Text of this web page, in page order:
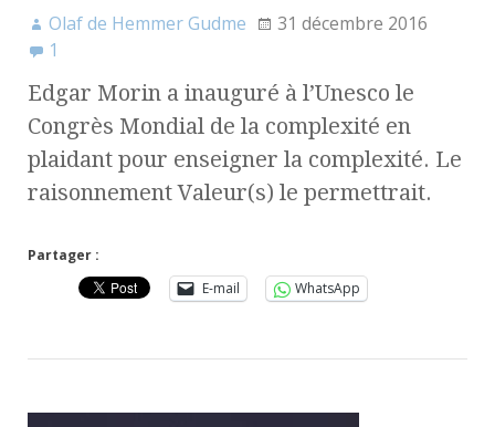
Olaf de Hemmer Gudme
31 décembre 2016
1
Edgar Morin a inauguré à l’Unesco le
Congrès Mondial de la complexité en
plaidant pour enseigner la complexité. Le
raisonnement Valeur(s) le permettrait.
Partager :
E-mail
WhatsApp